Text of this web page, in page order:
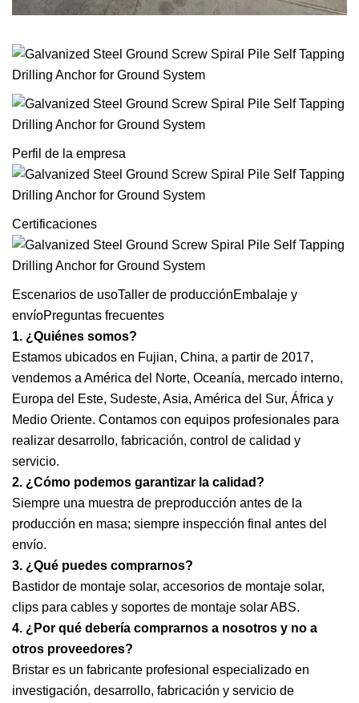
Perfil de la empresa
Certificaciones
Escenarios de usoTaller de producciónEmbalaje y
envíoPreguntas frecuentes
1. ¿Quiénes somos?
Estamos ubicados en Fujian, China, a partir de 2017,
vendemos a América del Norte, Oceanía, mercado interno,
Europa del Este, Sudeste, Asia, América del Sur, África y
Medio Oriente. Contamos con equipos profesionales para
realizar desarrollo, fabricación, control de calidad y
servicio.
2. ¿Cómo podemos garantizar la calidad?
Siempre una muestra de preproducción antes de la
producción en masa; siempre inspección final antes del
envío.
3. ¿Qué puedes comprarnos?
Bastidor de montaje solar, accesorios de montaje solar,
clips para cables y soportes de montaje solar ABS.
4. ¿Por qué debería comprarnos a nosotros y no a
otros proveedores?
Bristar es un fabricante profesional especializado en
investigación, desarrollo, fabricación y servicio de